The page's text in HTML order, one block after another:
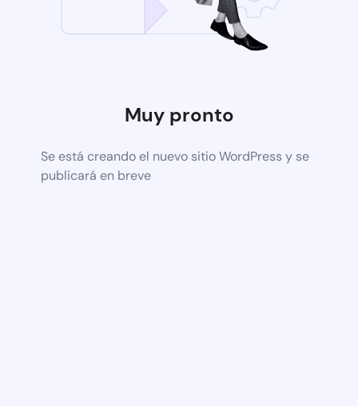
Muy pronto
Se está creando el nuevo sitio WordPress y se
publicará en breve